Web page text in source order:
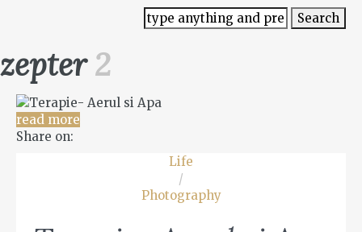
zepter2
read more
Share on:
Life
/
Photography